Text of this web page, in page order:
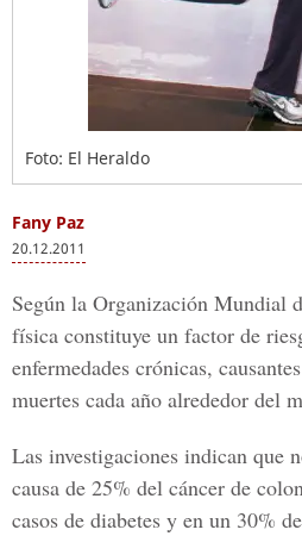
Foto: El Heraldo
Fany Paz
20.12.2011
Según la Organización Mundial
física constituye un factor de
enfermedades crónicas,
muertes cada año alrededor del
Las investigaciones indican que
causa de 25% del cáncer de
casos de diabetes y en un 30%